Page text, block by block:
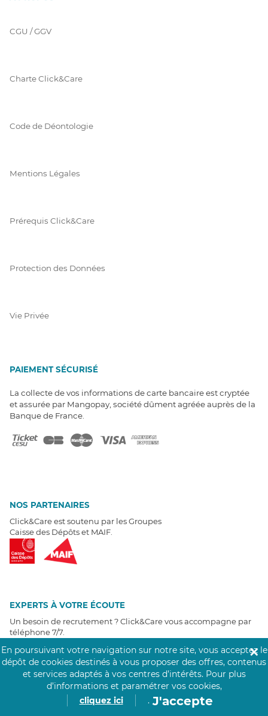
CGU / GGV
Charte Click&Care
Code de Déontologie
Mentions Légales
Prérequis Click&Care
Protection des Données
Vie Privée
PAIEMENT SÉCURISÉ
La collecte de vos informations de carte bancaire est cryptée
et assurée par Mangopay, société dûment agréée auprès de la
Banque de France.
NOS PARTENAIRES
Click&Care est soutenu par les Groupes
Caisse des Dépôts et MAIF.
EXPERTS À VOTRE ÉCOUTE
Un besoin de recrutement ? Click&Care vous accompagne par
téléphone 7/7
MOIGNAGES CLIENTS
/5
En poursuivant votre navigation sur notre site, vous acceptez le
dépôt de cookies destinés à vous proposer des offres, contenus
et services adaptés à vos centres d’intérêts. Pour plus
d’informations et paramétrer vos cookies,
cliquez ici
. J'accepte
✕